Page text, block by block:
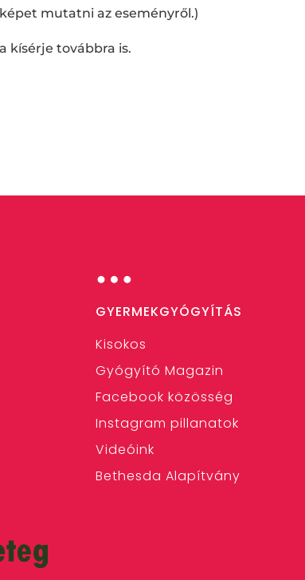
mutatni az eseményről.)
kísérje továbbra is.
…
GYERMEKGYÓGYÍTÁS
Kisokos
Gyógyító Magazin
Facebook közösség
Instagram pillanatok
Videóink
Bethesda Alapítvány